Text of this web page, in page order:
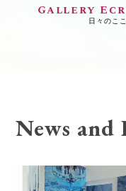
Gallery
日々のこ
News and